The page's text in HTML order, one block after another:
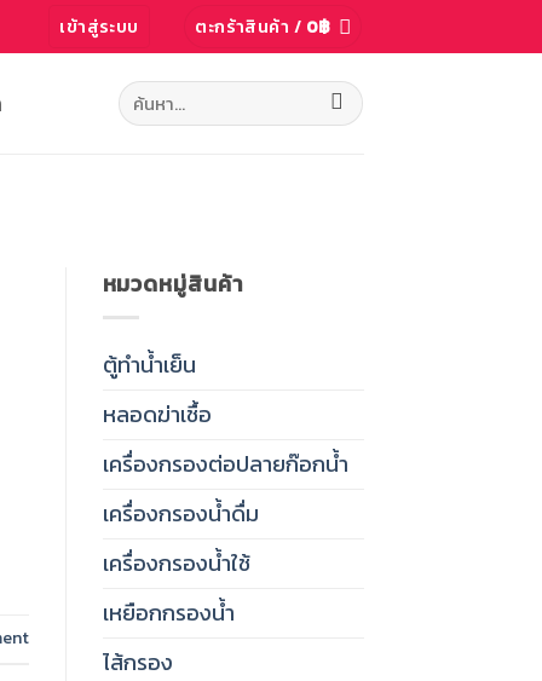
เข้าสู่ระบบ ตะกร้าสินค้า / 0฿
ค้นหา:
หมวดหมู่สินค้า
ตู้ทำน้ำเย็น
หลอดฆ่าเชื้อ
เครื่องกรองต่อปลายก๊อกน้ำ
เครื่องกรองน้ำดื่ม
เครื่องกรองน้ำใช้
เหยือกกรองน้ำ
ไส้กรอง